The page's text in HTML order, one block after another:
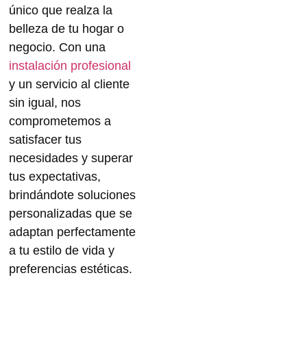
único que realza la
belleza detu hogar o
negocio. Con una
instalación profesional
y un servicio al cliente
sin igual, nos
comprometemos a
satisfacer tus
necesidades y superar
tus expectativas,
brindándote soluciones
personalizadas que se
adaptan perfectamente
a tu estilo de vida y
preferencias estéticas.